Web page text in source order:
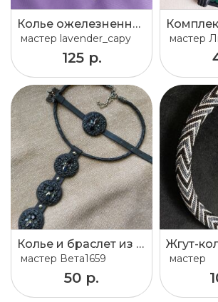
Колье ожелезненный кварц, серьги ожелезненный кварц, браслет ожелезненный кварц
мастер lavender_capy
125 р.
мастер
Колье и браслет из черной кожи со стразами.Подходит для строгого и романтического стиля.
мастер Вета1659
50 р.
мастер